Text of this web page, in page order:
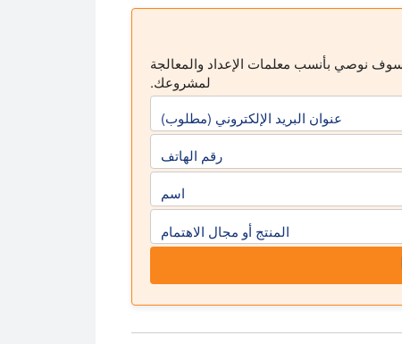
عالي الكبريت. علوم وتكنولوجيا التعدين
نوصي بأنسب معلمات الإعداد والمعالجة
لمشروعك.
عنوان البريد الإلكتروني (مطلوب)
رقم الهاتف
اسم
المنتج أو مجال الاهتمام